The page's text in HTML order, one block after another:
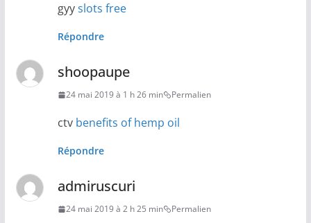
gyyslots free
Répondre
shoopaupe
24 mai 2019 à 1 h 26 min Permalien
ctv benefits of hemp oil
Répondre
admiruscuri
24 mai 2019 à 2 h 25 min Permalien